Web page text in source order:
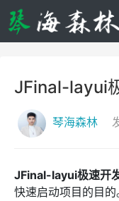
JFinal-layui
琴海森林
JFinal-layui极速开
快速启动项目的目